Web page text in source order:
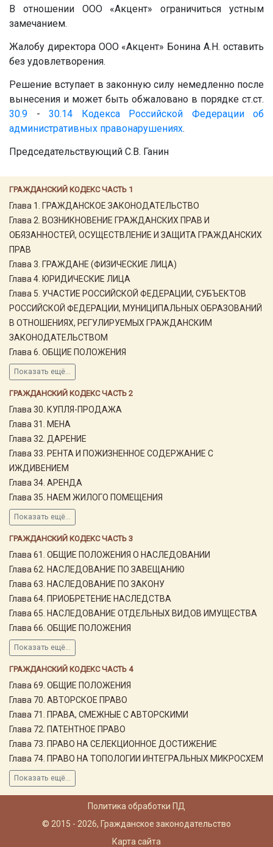
ГРАЖДАНСКИЙ КОДЕКС ЧАСТЬ 1
Глава 1. ГРАЖДАНСКОЕ ЗАКОНОДАТЕЛЬСТВО
Глава 2. ВОЗНИКНОВЕНИЕ ГРАЖДАНСКИХ ПРАВ И
ОБЯЗАННОСТЕЙ, ОСУЩЕСТВЛЕНИЕ И ЗАЩИТА ГРАЖДАНСКИХ
ПРАВ
Глава 3. ГРАЖДАНЕ (ФИЗИЧЕСКИЕ ЛИЦА)
Глава 4. ЮРИДИЧЕСКИЕ ЛИЦА
Глава 5. УЧАСТИЕ РОССИЙСКОЙ ФЕДЕРАЦИИ, СУБЪЕКТОВ
РОССИЙСКОЙ ФЕДЕРАЦИИ, МУНИЦИПАЛЬНЫХ ОБРАЗОВАНИЙ
В ОТНОШЕНИЯХ, РЕГУЛИРУЕМЫХ ГРАЖДАНСКИМ
ЗАКОНОДАТЕЛЬСТВОМ
Глава 6. ОБЩИЕ ПОЛОЖЕНИЯ
Показать ещё...
ГРАЖДАНСКИЙ КОДЕКС ЧАСТЬ 2
Глава 30. КУПЛЯ-ПРОДАЖА
Глава 31. МЕНА
Глава 32. ДАРЕНИЕ
Глава 33. РЕНТА И ПОЖИЗНЕННОЕ СОДЕРЖАНИЕ С
ИЖДИВЕНИЕМ
Глава 34. АРЕНДА
Глава 35. НАЕМ ЖИЛОГО ПОМЕЩЕНИЯ
Показать ещё...
ГРАЖДАНСКИЙ КОДЕКС ЧАСТЬ 3
Глава 61. ОБЩИЕ ПОЛОЖЕНИЯ О НАСЛЕДОВАНИИ
Глава 62. НАСЛЕДОВАНИЕ ПО ЗАВЕЩАНИЮ
Глава 63. НАСЛЕДОВАНИЕ ПО ЗАКОНУ
Глава 64. ПРИОБРЕТЕНИЕ НАСЛЕДСТВА
Глава 65. НАСЛЕДОВАНИЕ ОТДЕЛЬНЫХ ВИДОВ ИМУЩЕСТВА
Глава 66. ОБЩИЕ ПОЛОЖЕНИЯ
Показать ещё...
ГРАЖДАНСКИЙ КОДЕКС ЧАСТЬ 4
Глава 69. ОБЩИЕ ПОЛОЖЕНИЯ
Глава 70. АВТОРСКОЕ ПРАВО
Глава 71. ПРАВА, СМЕЖНЫЕ С АВТОРСКИМИ
Глава 72. ПАТЕНТНОЕ ПРАВО
Глава 73. ПРАВО НА СЕЛЕКЦИОННОЕ ДОСТИЖЕНИЕ
Глава 74. ПРАВО НА ТОПОЛОГИИ ИНТЕГРАЛЬНЫХ МИКРОСХЕМ
Показать ещё...
В отношении ООО «Акцент» ограничиться устным
замечанием.
Жалобу директора ООО «Акцент» Бонина А.Н. оставить
без удовлетворения.
Решение вступает в законную силу немедленно после
вынесения и может быть обжаловано в порядке ст.ст.
30.9 - 30.14
Кодекса Российской Федерации об
административных правонарушениях.
Председательствующий С.В. Ганин
Политика обработки ПД
© 2015 - 2026, Гражданское законодательство
Карта сайта